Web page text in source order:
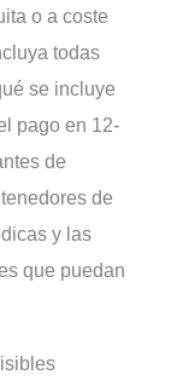
o a coste
todas
se incluye
pago en 12-
de
de
y las
que puedan